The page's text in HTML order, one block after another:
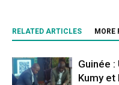
RELATED ARTICLES MORE
Guinée
Kumy et